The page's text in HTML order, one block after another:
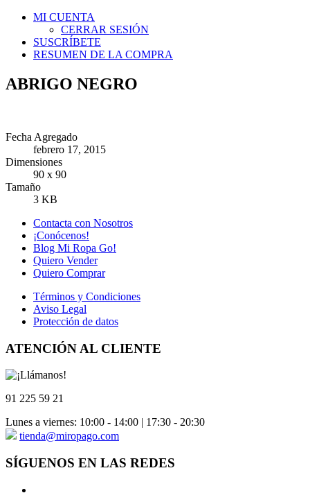
MI CUENTA
CERRAR SESIÓN
SUSCRÍBETE
RESUMEN DE LA COMPRA
ABRIGO NEGRO
Fecha Agregado
febrero 17, 2015
Dimensiones
90 x 90
Tamaño
3 KB
Contacta con Nosotros
¡Conócenos!
Blog Mi Ropa Go!
Quiero Vender
Quiero Comprar
Términos y Condiciones
Aviso Legal
Protección de datos
ATENCIÓN AL CLIENTE
91 225 59 21
Lunes a viernes: 10:00 - 14:00 | 17:30 - 20:30
tienda@miropago.com
SÍGUENOS EN LAS REDES